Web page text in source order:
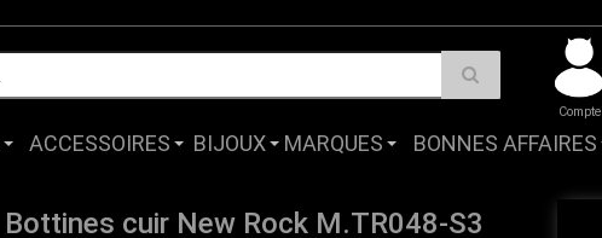
Compte
ACCESSOIRES BIJOUX MARQUES BONNES AFFAIRES
Bottines cuir New Rock M.TR048-S3